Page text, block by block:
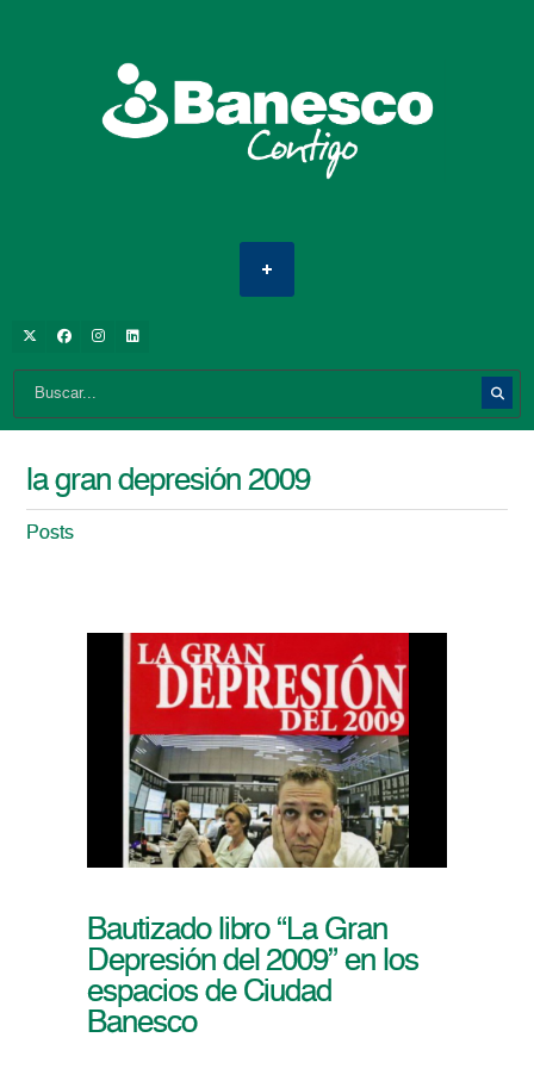
la gran depresión 2009
Posts
Bautizado libro “La Gran
Depresión del 2009” en los
espacios de Ciudad
Banesco